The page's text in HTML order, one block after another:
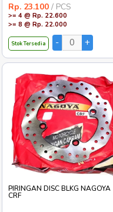
Rp. 23.100 / PCS
>= 4 @ Rp. 22.600
>= 8 @ Rp. 22.000
Stok Tersedia
PIRINGAN DISC BLKG NAGOYA
CRF